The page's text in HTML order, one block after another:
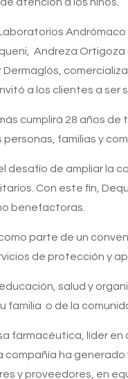
Andreza
a los clientes a ser
cumplirá 28 años
familias y
de ampliar la
Con este fin,
benefactoras.
parte de un
de protección y
salud y
familia o de la
farmacéutica, líder
compañía ha
y proveedores, en